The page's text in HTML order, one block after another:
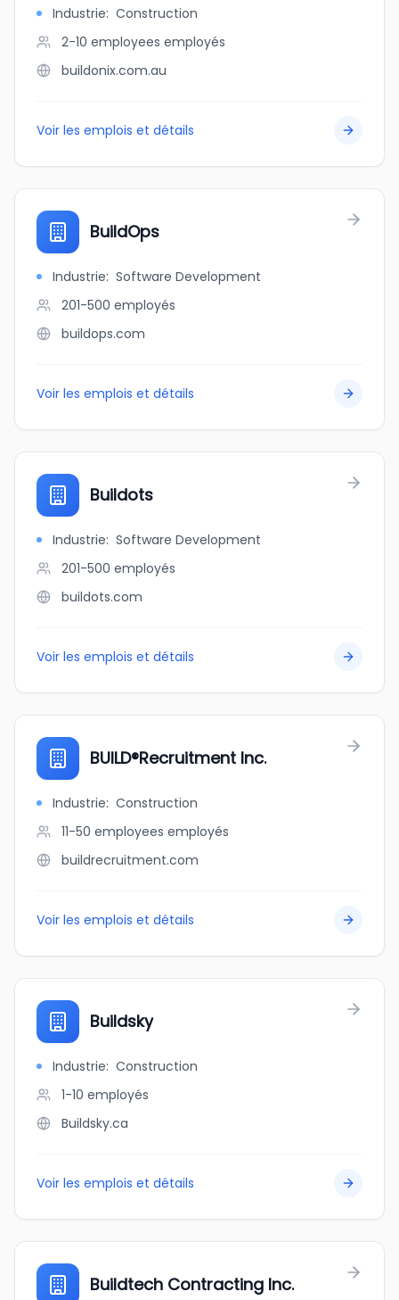
Industrie: Construction
2-10 employees employés
buildonix.com.au
Voir les emplois et détails
BuildOps
Industrie: Software Development
201-500 employés
buildops.com
Voir les emplois et détails
Buildots
Industrie: Software Development
201-500 employés
buildots.com
Voir les emplois et détails
BUILD®️Recruitment Inc.
Industrie: Construction
11-50 employees employés
buildrecruitment.com
Voir les emplois et détails
Buildsky
Industrie: Construction
1-10 employés
Buildsky.ca
Voir les emplois et détails
Buildtech Contracting Inc.